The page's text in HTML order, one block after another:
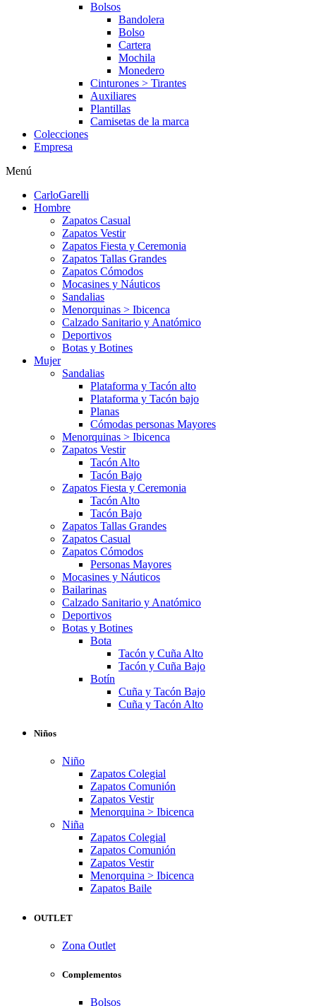
Bolsos
Bandolera
Bolso
Cartera
Mochila
Monedero
Cinturones > Tirantes
Auxiliares
Plantillas
Camisetas de la marca
Colecciones
Empresa
Menú
CarloGarelli
Hombre
Zapatos Casual
Zapatos Vestir
Zapatos Fiesta y Ceremonia
Zapatos Tallas Grandes
Zapatos Cómodos
Mocasines y Náuticos
Sandalias
Menorquinas > Ibicenca
Calzado Sanitario y Anatómico
Deportivos
Botas y Botines
Mujer
Sandalias
Plataforma y Tacón alto
Plataforma y Tacón bajo
Planas
Cómodas personas Mayores
Menorquinas > Ibicenca
Zapatos Vestir
Tacón Alto
Tacón Bajo
Zapatos Fiesta y Ceremonia
Tacón Alto
Tacón Bajo
Zapatos Tallas Grandes
Zapatos Casual
Zapatos Cómodos
Personas Mayores
Mocasines y Náuticos
Bailarinas
Calzado Sanitario y Anatómico
Deportivos
Botas y Botines
Bota
Tacón y Cuña Alto
Tacón y Cuña Bajo
Botín
Cuña y Tacón Bajo
Cuña y Tacón Alto
Niños
Niño
Zapatos Colegial
Zapatos Comunión
Zapatos Vestir
Menorquina > Ibicenca
Niña
Zapatos Colegial
Zapatos Comunión
Zapatos Vestir
Menorquina > Ibicenca
Zapatos Baile
OUTLET
Zona Outlet
Complementos
Bolsos